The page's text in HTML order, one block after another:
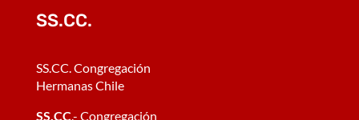
SS.CC.
SS.CC. Congregación
Hermanas Chile
SS.CC.- Congregación